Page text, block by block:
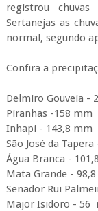
registrou
Sertanejas as
normal, segundo
Confira a
Delmiro Gouveia -
Piranhas -158 mm
Inhapi - 143,8 mm
São José da
Água Branca -
Mata Grande -
Senador Rui
Major Isidoro - 56